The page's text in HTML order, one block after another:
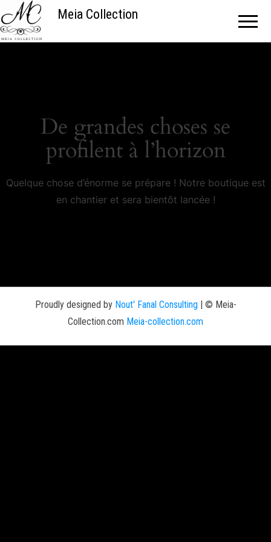
Meia Collection
De grandes choses se
profilent à l’horizon
Quelque chose d’énorme se prépare ! Notre boutique est
en chantier et sera bientôt lancée !
Proudly designed by Nout' Fanal Consulting | © Meia-
Collection.com Meia-collection.com